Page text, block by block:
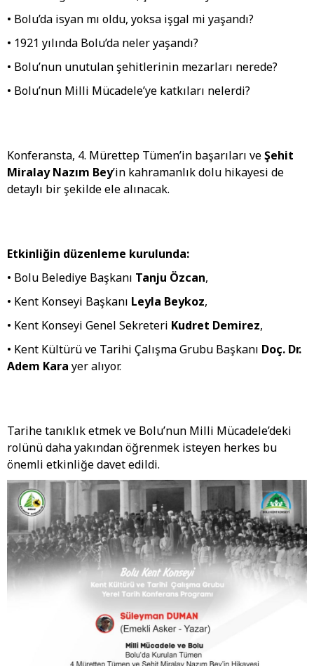
• Bolu’da isyan mı oldu, yoksa işgal mi yaşandı?
• 1921 yılında Bolu’da neler yaşandı?
• Bolu’nun unutulan şehitlerinin mezarları nerede?
• Bolu’nun Milli Mücadele’ye katkıları nelerdi?
Konferansta, 4. Mürettep Tümen’in başarıları veŞehit
Miralay Nazım Bey’in kahramanlık dolu hikayesi de
detaylı bir şekilde ele alınacak.
Etkinliğin düzenleme kurulunda:
• Bolu Belediye Başkanı Tanju Özcan,
• Kent Konseyi Başkanı Leyla Beykoz,
• Kent Konseyi Genel Sekreteri Kudret Demirez,
• Kent Kültürü ve Tarihi Çalışma Grubu Başkanı Doç. Dr.
Adem Kara yer alıyor.
Tarihe tanıklık etmek ve Bolu’nun Milli Mücadele’deki
rolünü daha yakından öğrenmek isteyen herkes bu
önemli etkinliğe davet edildi.